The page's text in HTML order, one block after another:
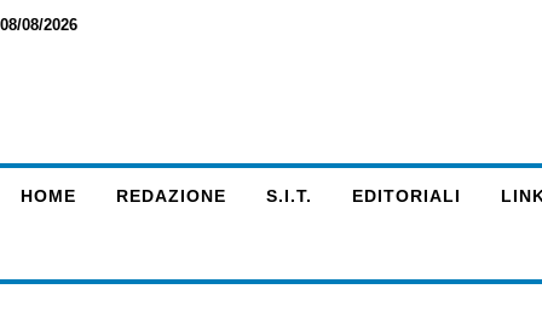
08/08/2026
HOME REDAZIONE S.I.T. EDITORIALI